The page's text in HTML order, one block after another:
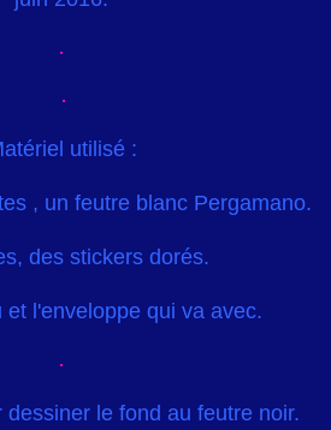
utilisé :
, un feutre blanc Pergamano.
des stickers dorés.
et l'enveloppe qui va avec.
le fond au feutre noir.